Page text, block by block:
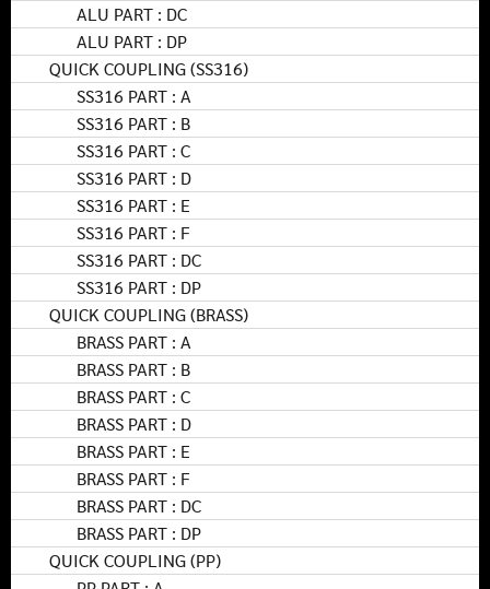
ALU PART : DC
ALU PART : DP
QUICK COUPLING (SS316)
SS316 PART : A
SS316 PART : B
SS316 PART : C
SS316 PART : D
SS316 PART : E
SS316 PART : F
SS316 PART : DC
SS316 PART : DP
QUICK COUPLING (BRASS)
BRASS PART : A
BRASS PART : B
BRASS PART : C
BRASS PART : D
BRASS PART : E
BRASS PART : F
BRASS PART : DC
BRASS PART : DP
QUICK COUPLING (PP)